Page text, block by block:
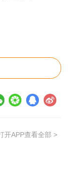
种方式进行。
式领取证书
不提供网上
开APP查看全部 >